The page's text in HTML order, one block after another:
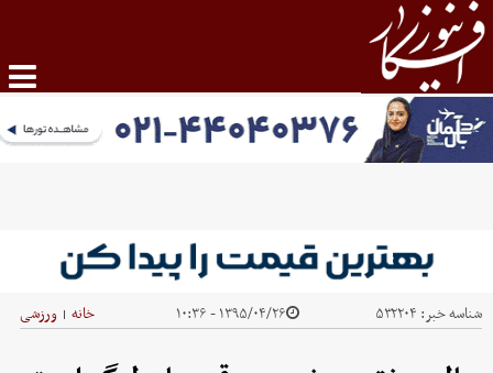
شناسه خبر: ۵۳۲۲۰۴ ۱۳۹۵/۰۴/۲۶ - ۱۰:۳۶ خانه | ورزشی